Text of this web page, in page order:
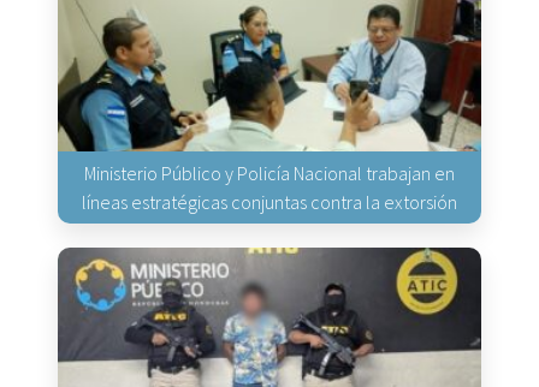
Ministerio Público y Policía Nacional trabajan en
líneas estratégicas conjuntas contra la extorsión